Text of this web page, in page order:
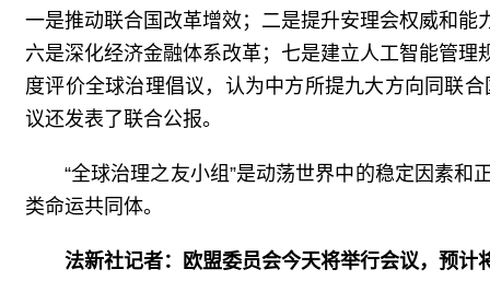
一是推动联合国改革增效；二是提升安理会权威和
六是深化经济金融体系改革；七是建立人工智能管
度评价全球治理倡议，认为中方所提九大方向同联
议还发表了联合公报。
“全球治理之友小组”是动荡世界中的稳定因素
类命运共同体。
法新社记者：欧盟委员会今天将举行会议，预